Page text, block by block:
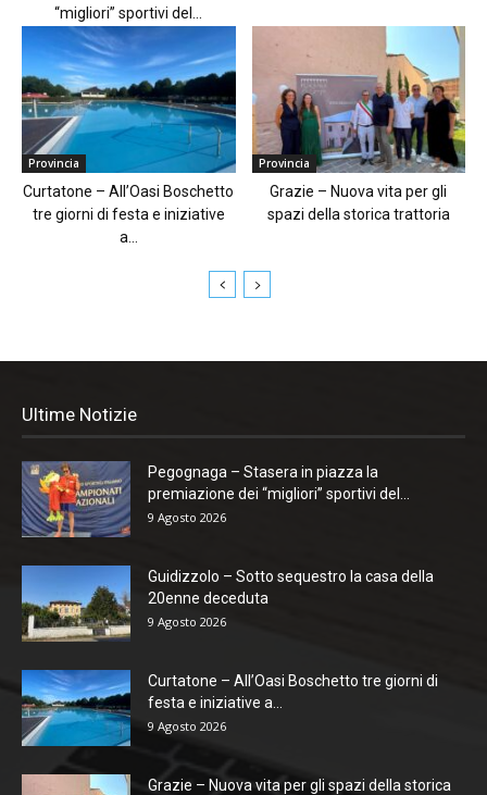
“migliori” sportivi del...
Provincia
Curtatone – All’Oasi Boschetto
tre giorni di festa e iniziative
a...
Provincia
Grazie – Nuova vita per gli
spazi della storica trattoria
Ultime Notizie
Pegognaga – Stasera in piazza la
premiazione dei “migliori” sportivi del...
9 Agosto 2026
Guidizzolo – Sotto sequestro la casa della
20enne deceduta
9 Agosto 2026
Curtatone – All’Oasi Boschetto tre giorni di
festa e iniziative a...
9 Agosto 2026
Grazie – Nuova vita per gli spazi della storica